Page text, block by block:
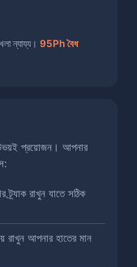
ন্যায্য। 95Ph বৈধ
প্রয়োজন। আপনার
ট্র্যাক রাখুন যাতে সঠিক
রাখুন আপনার হাতের মান